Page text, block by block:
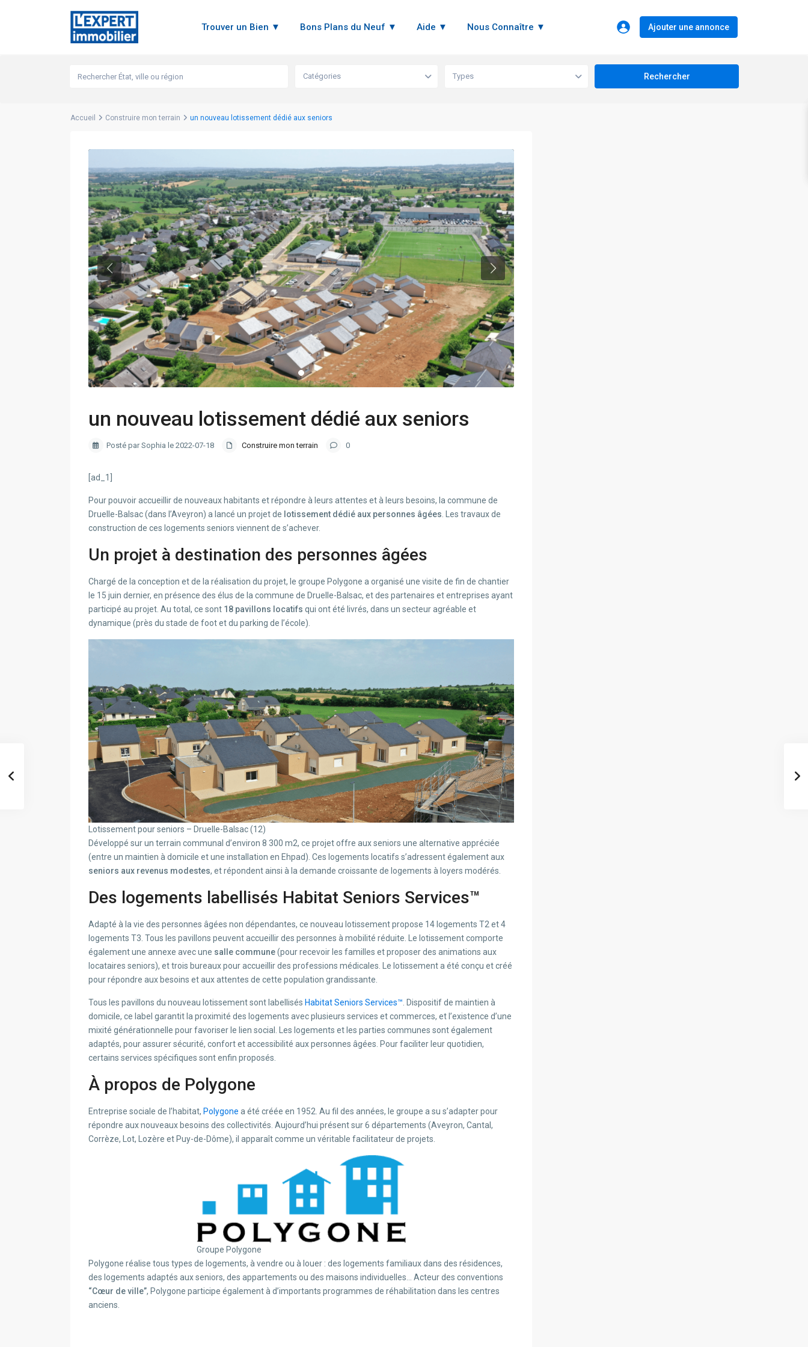
Trouver un Bien ▼ Bons Plans du Neuf ▼ Aide ▼ Nous Connaître ▼ Ajouter une annonce
Catégories Types
Accueil Construire mon terrain un nouveau lotissement dédié aux seniors
un nouveau lotissement dédié aux seniors
Posté par Sophia le 2022-07-18 Construire mon terrain 0
[ad_1]
Pour pouvoir accueillir de nouveaux habitants et répondre à leurs attentes et à leurs besoins, la commune de
Druelle-Balsac (dans l’Aveyron) a lancé un projet de lotissement dédié aux personnes âgées . Les travaux de
construction de ces logements seniors viennent de s’achever.
Un projet à destination des personnes âgées
Chargé de la conception et de la réalisation du projet, le groupe Polygone a organisé une visite de fin de chantier
le 15 juin dernier, en présence des élus de la commune de Druelle-Balsac, et des partenaires et entreprises ayant
participé au projet. Au total, ce sont 18 pavillons locatifs qui ont été livrés, dans un secteur agréable et
dynamique (près du stade de foot et du parking de l’école).
Lotissement pour seniors – Druelle-Balsac (12)
Développé sur un terrain communal d’environ 8 300 m2, ce projet offre aux seniors une alternative appréciée
(entre un maintien à domicile et une installation en Ehpad). Ces logements locatifs s’adressent également aux
seniors aux revenus modestes, et répondent ainsi à la demande croissante de logements à loyers modérés.
Des logements labellisés Habitat Seniors Services™
Adapté à la vie des personnes âgées non dépendantes, ce nouveau lotissement propose 14 logements T2 et 4
logements T3. Tous les pavillons peuvent accueillir des personnes à mobilité réduite. Le lotissement comporte
également une annexe avec une salle commune(pour recevoir les familles et proposer des animations aux
locataires seniors), et trois bureaux pour accueillir des professions médicales. Le lotissement a été conçu et créé
pour répondre aux besoins et aux attentes de cette population grandissante.
Tous les pavillons du nouveau lotissement sont labellisés Habitat Seniors Services™ . Dispositif de maintien à
domicile, ce label garantit la proximité des logements avec plusieurs services et commerces, et l’existence d’une
mixité générationnelle pour favoriser le lien social. Les logements et les parties communes sont également
adaptés, pour assurer sécurité, confort et accessibilité aux personnes âgées. Pour faciliter leur quotidien,
certains services spécifiques sont enfin proposés.
À propos de Polygone
Entreprise sociale de l’habitat, Polygone a été créée en 1952. Au fil des années, le groupe a su s’adapter pour
répondre aux nouveaux besoins des collectivités. Aujourd’hui présent sur 6 départements (Aveyron, Cantal,
Corrèze, Lot, Lozère et Puy-de-Dôme), il apparaît comme un véritable facilitateur de projets.
Groupe Polygone
Polygone réalise tous types de logements, à vendre ou à louer : des logements familiaux dans des résidences,
des logements adaptés aux seniors, des appartements ou des maisons individuelles… Acteur des conventions
“Cœur de ville”, Polygone participe également à d’importants programmes de réhabilitation dans les centres
anciens.